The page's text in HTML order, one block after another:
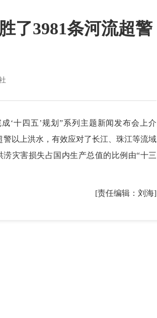
了3981条河流超警
十四五’规划”系列主题新闻发布会上介
以上洪水，有效应对了长江、珠江等流域
灾害损失占国内生产总值的比例由“十三
[责任编辑：刘海]